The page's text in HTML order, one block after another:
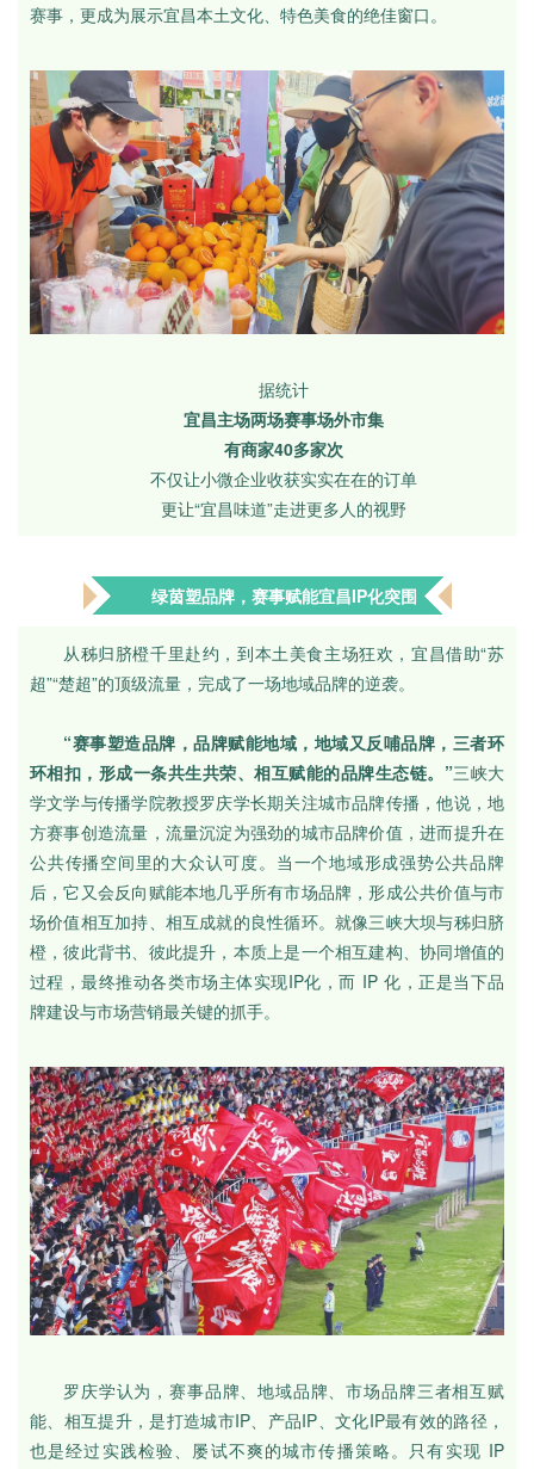
赛事，更成为展示宜昌本土文化、特色美食的绝佳窗口。
据统计
宜昌主场两场赛事场外市集
有商家40多家次
不仅让小微企业收获实实在在的订单
更让“宜昌味道”走进更多人的视野
绿茵塑品牌，赛事赋能宜昌IP化突围
从秭归脐橙千里赴约，到本土美食主场狂欢，宜昌借助“苏
超”“楚超”的顶级流量，完成了一场地域品牌的逆袭。
“赛事塑造品牌，品牌赋能地域，地域又反哺品牌，三者环
环相扣，形成一条共生共荣、相互赋能的品牌生态链。”三峡大
学文学与传播学院教授罗庆学长期关注城市品牌传播，他说，地
方赛事创造流量，流量沉淀为强劲的城市品牌价值，进而提升在
公共传播空间里的大众认可度。当一个地域形成强势公共品牌
后，它又会反向赋能本地几乎所有市场品牌，形成公共价值与市
场价值相互加持、相互成就的良性循环。就像三峡大坝与秭归脐
橙，彼此背书、彼此提升，本质上是一个相互建构、协同增值的
过程，最终推动各类市场主体实现IP化，而 IP 化，正是当下品
牌建设与市场营销最关键的抓手。
罗庆学认为，赛事品牌、地域品牌、市场品牌三者相互赋
能、相互提升，是打造城市IP、产品IP、文化IP最有效的路径，
也是经过实践检验、屡试不爽的城市传播策略。只有实现 IP